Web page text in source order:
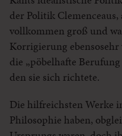
der Politik
vollkommen groß und
Korrigierung
die „pöbelhafte
den sie sich richtete.
Die hilfreichsten Werke
Philosophie haben,